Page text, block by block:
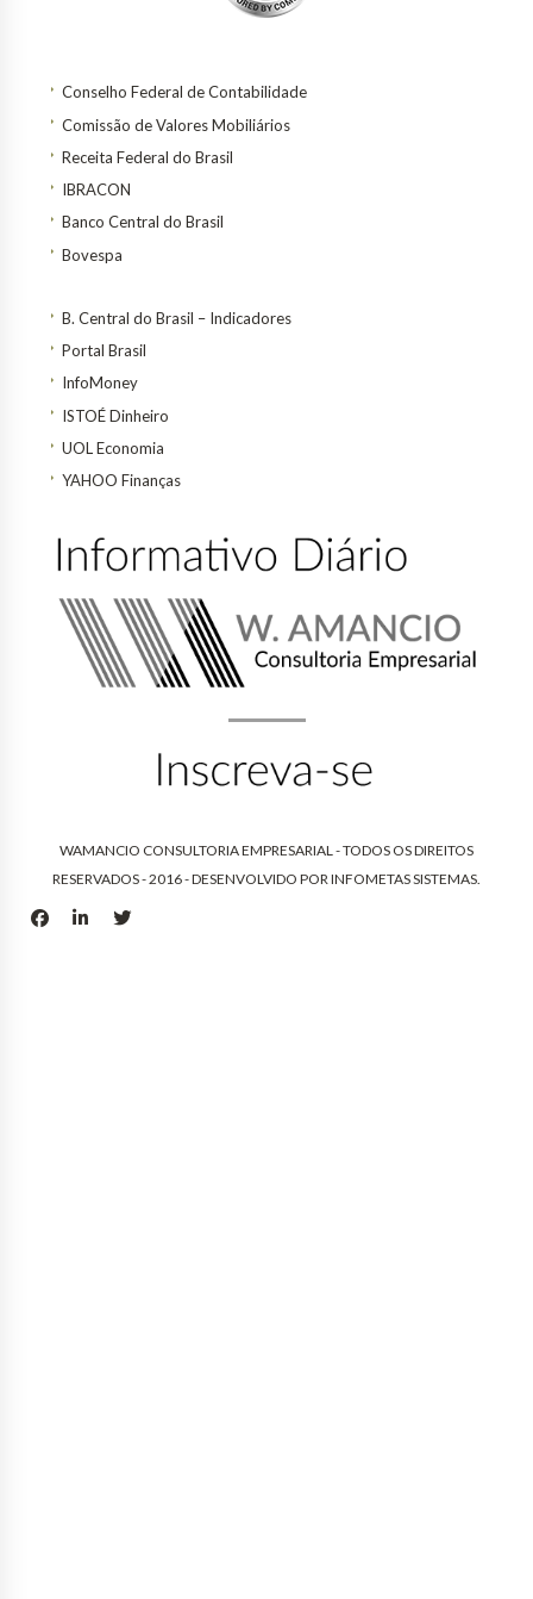
Conselho Federal de Contabilidade
Comissão de Valores Mobiliários
Receita Federal do Brasil
IBRACON
Banco Central do Brasil
Bovespa
B. Central do Brasil – Indicadores
Portal Brasil
InfoMoney
ISTOÉ Dinheiro
UOL Economia
YAHOO Finanças
WAMANCIO CONSULTORIA EMPRESARIAL - TODOS OS DIREITOS
RESERVADOS - 2016 - DESENVOLVIDO PORINFOMETAS SISTEMAS.